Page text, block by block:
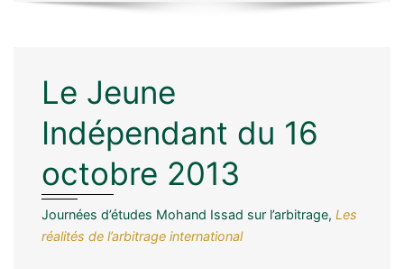
Le Jeune
Indépendant du 16
octobre 2013
Journées d’études Mohand Issad sur l’arbitrage, Les
réalités de l’arbitrage international